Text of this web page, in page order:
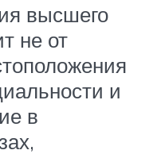
высшего
не от
и
в